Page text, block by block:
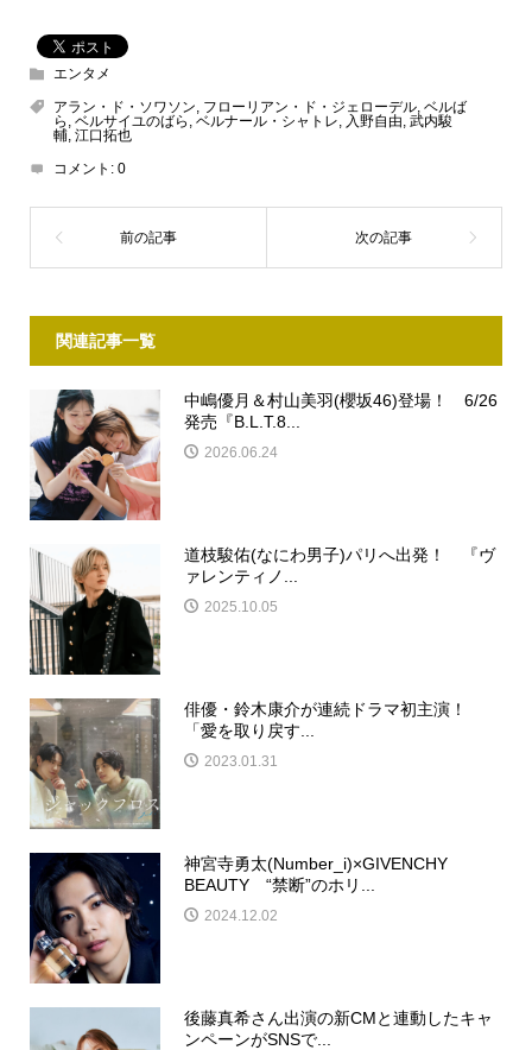
エンタメ
アラン・ド・ソワソン フローリアン・ド・ジェローデル, ベルば
ら ベルサイユのばら ベルナール・シャトレ 入野自由 武内駿
輔, 江口拓也
コメント: 0
関連記事一覧
中嶋優月＆村山美羽(櫻坂46)登場！ 6/26
発売『B.L.T.8...
2026.06.24
道枝駿佑(なにわ男子)パリへ出発！ 『ヴ
ァレンティノ...
2025.10.05
俳優・鈴木康介が連続ドラマ初主演！
「愛を取り戻す...
2023.01.31
神宮寺勇太(Number_i)×GIVENCHY
BEAUTY “禁断”のホリ...
2024.12.02
後藤真希さん出演の新CMと連動したキャ
ンペーンがSNSで...